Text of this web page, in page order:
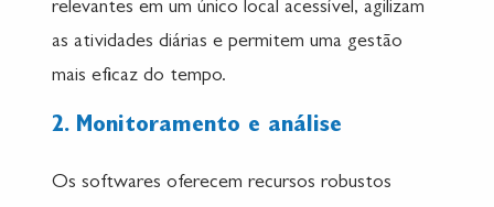
relevantes em um único local acessível, agilizam
as atividades diárias e permitem uma gestão
mais eficaz do tempo.
2. Monitoramento e análise
Os softwares oferecem recursos robustos